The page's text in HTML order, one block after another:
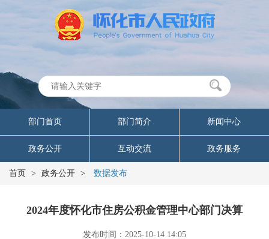
部门首页 部门简介 新闻中心
政务公开 互动交流 政务服务
首页 > 政务公开 > 数据发布
2024年度怀化市住房公积金管理中心部门决算
发布时间：2025-10-14 14:05